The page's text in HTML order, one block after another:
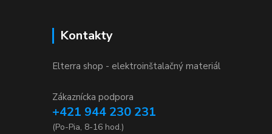
Kontakty
Elterra shop - elektroinštalačný materiál
Zákaznícka podpora
+421 944 230 231
(Po-Pia, 8-16 hod.)